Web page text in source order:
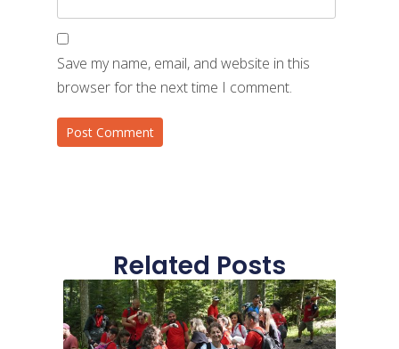
Save my name, email, and website in this
browser for the next time I comment.
Related Posts